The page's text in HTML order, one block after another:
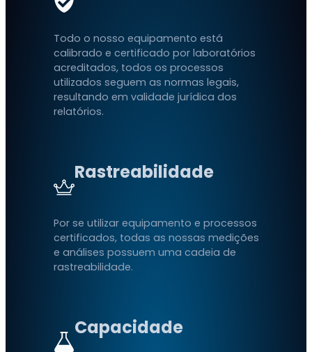
Todo o nosso equipamento está
calibrado e certificado por laboratórios
acreditados, todos os processos
utilizados seguem as normas legais,
resultando em validade jurídica dos
relatórios.
Rastreabilidade
Por se utilizar equipamento e processos
certificados, todas as nossas medições
e análises possuem uma cadeia de
rastreabilidade.
Capacidade